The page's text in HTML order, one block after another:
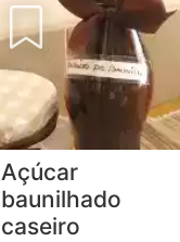
Açúcar
baunilhado
caseiro